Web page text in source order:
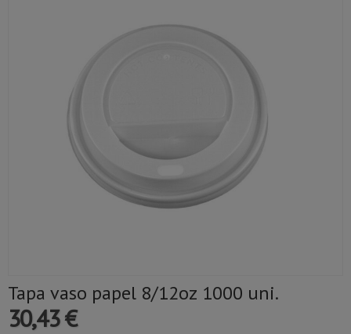
Tapa vaso papel 8/12oz 1000 uni.
30,43 €